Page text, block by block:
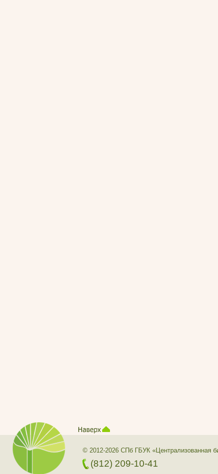
© 2012-2026 СПб ГБУК «Централизованная
(812) 209-10-41